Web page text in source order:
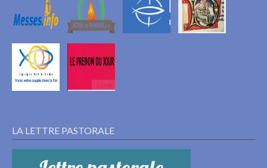
LA LETTRE PASTORALE